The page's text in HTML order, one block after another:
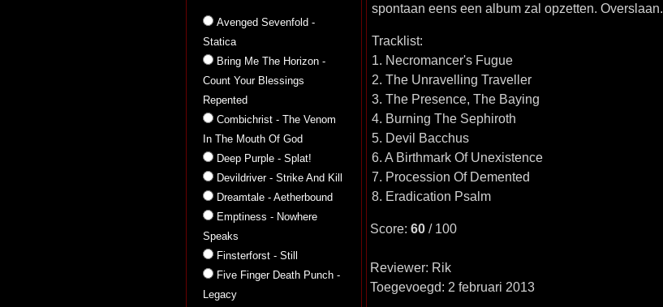
Avenged Sevenfold -
Statica
Bring Me The Horizon -
Count Your Blessings
Repented
Combichrist - The Venom
In The Mouth Of God
Deep Purple - Splat!
Devildriver - Strike And Kill
Dreamtale - Aetherbound
Emptiness - Nowhere
Speaks
Finsterforst - Still
Five Finger Death Punch -
Legacy
spontaan eens een album zal opzetten. Overslaan.
Tracklist:
1. Necromancer's Fugue
2. The Unravelling Traveller
3. The Presence, The Baying
4. Burning The Sephiroth
5. Devil Bacchus
6. A Birthmark Of Unexistence
7. Procession Of Demented
8. Eradication Psalm
Score: 60/ 100
Reviewer: Rik
Toegevoegd: 2 februari 2013